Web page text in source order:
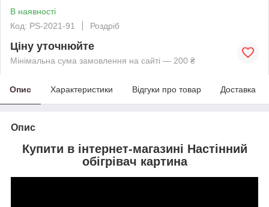
В наявності
Код: PS-2021-91
Роздріб
Ціну уточнюйте
Мінімальна сума замовлення на сайті — 200 ₴
Опис Характеристики Відгуки про товар Доставка
Опис
Купити в інтернет-магазині Настінний
обігрівач картина